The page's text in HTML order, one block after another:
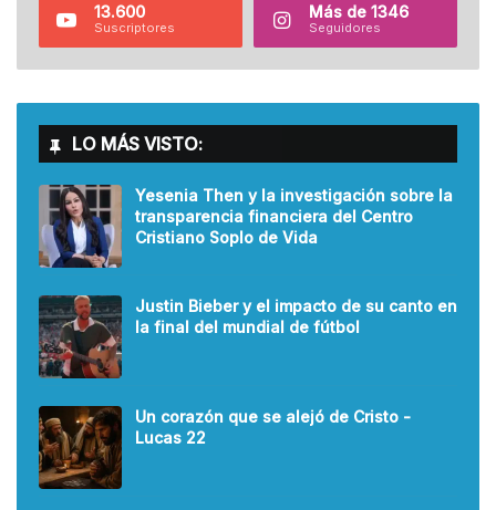
13.600
Suscriptores
Más de 1346
Seguidores
LO MÁS VISTO:
Yesenia Then y la investigación sobre la
transparencia financiera del Centro
Cristiano Soplo de Vida
Justin Bieber y el impacto de su canto en
la final del mundial de fútbol
Un corazón que se alejó de Cristo -
Lucas 22